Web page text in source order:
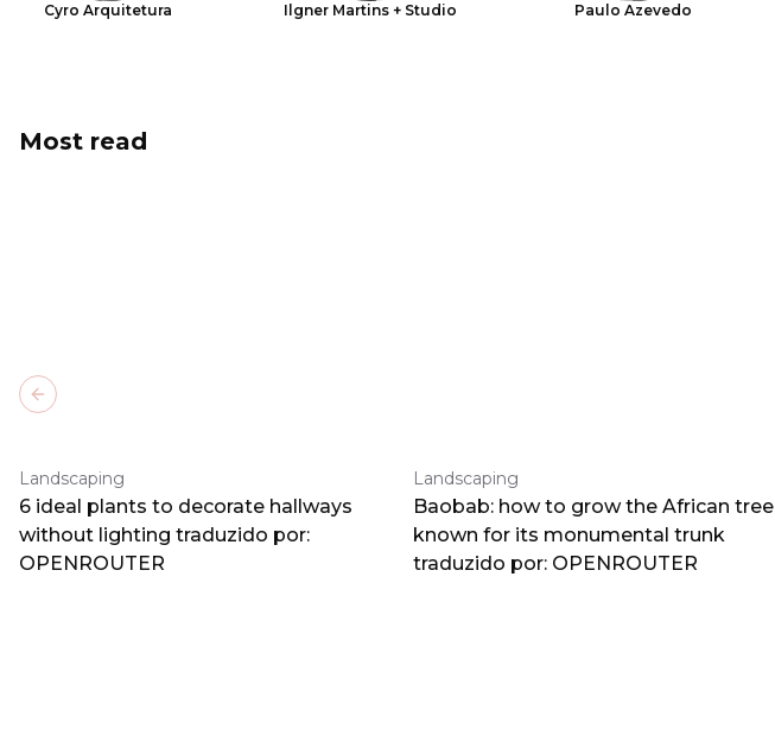
Cyro Arquitetura Ilgner Martins + Studio Paulo Azevedo
Most read
Landscaping
6 ideal plants to decorate hallways
without lighting traduzido por:
OPENROUTER
Landscaping
Baobab: how to grow the African tree
known for its monumental trunk
traduzido por: OPENROUTER
Previous slide